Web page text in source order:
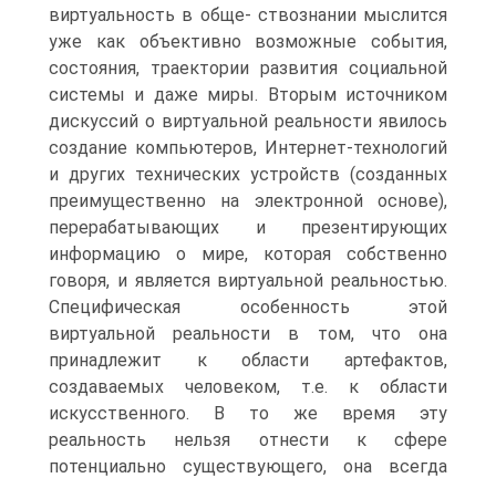
виртуальность в обще- ствознании мыслится
уже как объективно возможные события,
состояния, траектории раз­вития социальной
системы и даже миры. Вторым источником
дискуссий о виртуальной реальности явилось
создание компьюте­ров, Интернет-технологий
и других технических устройств (созданных
преимущественно на электронной основе),
перерабатывающих и презентирующих
информацию о мире, которая собственно
говоря, и является виртуальной реальностью.
Специфическая особенность этой
виртуальной реальности в том, что она
принадлежит к области артефактов,
создаваемых человеком, т.е. к области
искусственного. В то же время эту
реальность нельзя отнести к сфере
потенциально существующего, она всегда